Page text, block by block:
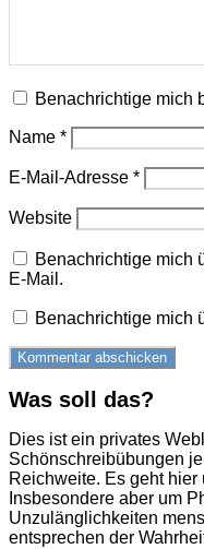
Benachrichtige mich
Name *
E-Mail-Adresse *
Website
Benachrichtige mich
E-Mail.
Benachrichtige mich
Was soll das?
Dies ist ein privates
Schönschreibübungen
Reichweite. Es geht
Insbesondere aber um
Unzulänglichkeiten
entsprechen der